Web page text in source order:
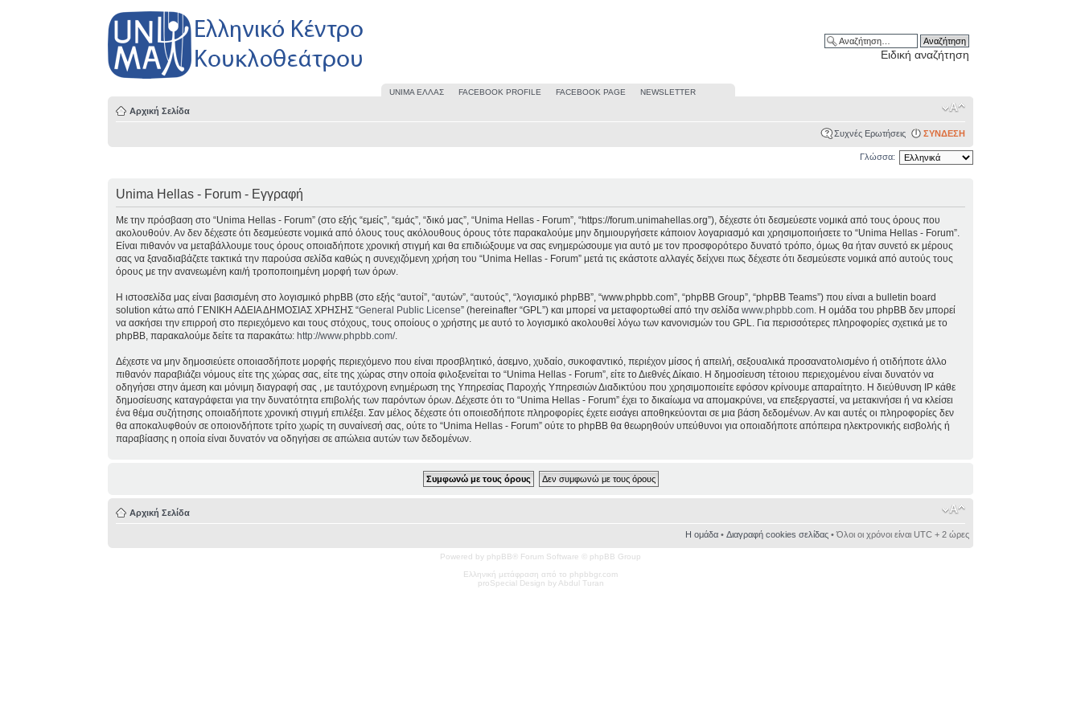
Ειδική αναζήτηση
UΝΙΜΑ ΕΛΛΑΣ FACEBOOK PROFILE FACEBOOK PAGE NEWSLETTER
Αρχική Σελίδα
Συχνές Ερωτήσεις ΣΥΝΔΕΣΗ
Γλώσσα:
Unima Hellas - Forum - Εγγραφή
Με την πρόσβαση στο “Unima Hellas - Forum” (στο εξής “εμείς”, “εμάς”, “δικό μας”, “Unima Hellas - Forum”, “https://forum.unimahellas.org”), δέχεστε ότι δεσμεύεστε νομικά από τους όρους που
ακολουθούν. Αν δεν δέχεστε ότι δεσμεύεστε νομικά από όλους τους ακόλουθους όρους τότε παρακαλούμε μην δημιουργήσετε κάποιον λογαριασμό και χρησιμοποιήσετε το “Unima Hellas - Forum”.
Είναι πιθανόν να μεταβάλλουμε τους όρους οποιαδήποτε χρονική στιγμή και θα επιδιώξουμε να σας ενημερώσουμε για αυτό με τον προσφορότερο δυνατό τρόπο, όμως θα ήταν συνετό εκ μέρους
σας να ξαναδιαβάζετε τακτικά την παρούσα σελίδα καθώς η συνεχιζόμενη χρήση του “Unima Hellas - Forum” μετά τις εκάστοτε αλλαγές δείχνει πως δέχεστε ότι δεσμεύεστε νομικά από αυτούς τους
όρους με την ανανεωμένη και/ή τροποποιημένη μορφή των όρων.
Η ιστοσελίδα μας είναι βασισμένη στο λογισμικό phpBB (στο εξής “αυτοί”, “αυτών”, “αυτούς”, “λογισμικό phpBB”, “www.phpbb.com”, “phpBB Group”, “phpBB Teams”) που είναι a bulletin board
solution κάτω από ΓΕΝΙΚΗ ΑΔΕΙΑ ΔΗΜΟΣΙΑΣ ΧΡΗΣΗΣ “General Public License” (hereinafter “GPL”) και μπορεί να μεταφορτωθεί από την σελίδαwww.phpbb.com . Η ομάδα του phpBB δεν μπορεί
να ασκήσει την επιρροή στο περιεχόμενο και τους στόχους, τους οποίους ο χρήστης με αυτό το λογισμικό ακολουθεί λόγω των κανονισμών του GPL. Για περισσότερες πληροφορίες σχετικά με το
phpBB, παρακαλούμε δείτε τα παρακάτω:http://www.phpbb.com/.
Δέχεστε να μην δημοσιεύετε οποιασδήποτε μορφής περιεχόμενο που είναι προσβλητικό, άσεμνο, χυδαίο, συκοφαντικό, περιέχον μίσος ή απειλή, σεξουαλικά προσανατολισμένο ή οτιδήποτε άλλο
πιθανόν παραβιάζει νόμους είτε της χώρας σας, είτε της χώρας στην οποία φιλοξενείται το “Unima Hellas - Forum”, είτε το Διεθνές Δίκαιο. Η δημοσίευση τέτοιου περιεχομένου είναι δυνατόν να
οδηγήσει στην άμεση και μόνιμη διαγραφή σας , με ταυτόχρονη ενημέρωση της Υπηρεσίας Παροχής Υπηρεσιών Διαδικτύου που χρησιμοποιείτε εφόσον κρίνουμε απαραίτητο. Η διεύθυνση IP κάθε
δημοσίευσης καταγράφεται για την δυνατότητα επιβολής των παρόντων όρων. Δέχεστε ότι το “Unima Hellas - Forum” έχει το δικαίωμα να απομακρύνει, να επεξεργαστεί, να μετακινήσει ή να κλείσει
ένα θέμα συζήτησης οποιαδήποτε χρονική στιγμή επιλέξει. Σαν μέλος δέχεστε ότι οποιεσδήποτε πληροφορίες έχετε εισάγει αποθηκεύονται σε μια βάση δεδομένων. Αν και αυτές οι πληροφορίες δεν
θα αποκαλυφθούν σε οποιονδήποτε τρίτο χωρίς τη συναίνεσή σας, ούτε το “Unima Hellas - Forum” ούτε το phpBB θα θεωρηθούν υπεύθυνοι για οποιαδήποτε απόπειρα ηλεκτρονικής εισβολής ή
παραβίασης η οποία είναι δυνατόν να οδηγήσει σε απώλεια αυτών των δεδομένων.
Αρχική Σελίδα
Η ομάδα• Διαγραφή cookies σελίδας• Όλοι οι χρόνοι είναι UTC + 2 ώρες
Powered by phpBB® Forum Software © phpBB Group
Ελληνική μετάφραση από το phpbbgr.com
proSpecial Design by Abdul Turan